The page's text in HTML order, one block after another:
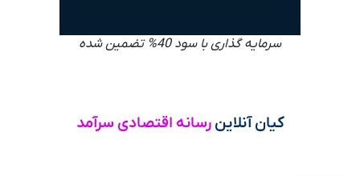
سرمایه گذاری با سود 40% تضمین شده
کیان آنلاین رسانه اقتصادی سرآمد